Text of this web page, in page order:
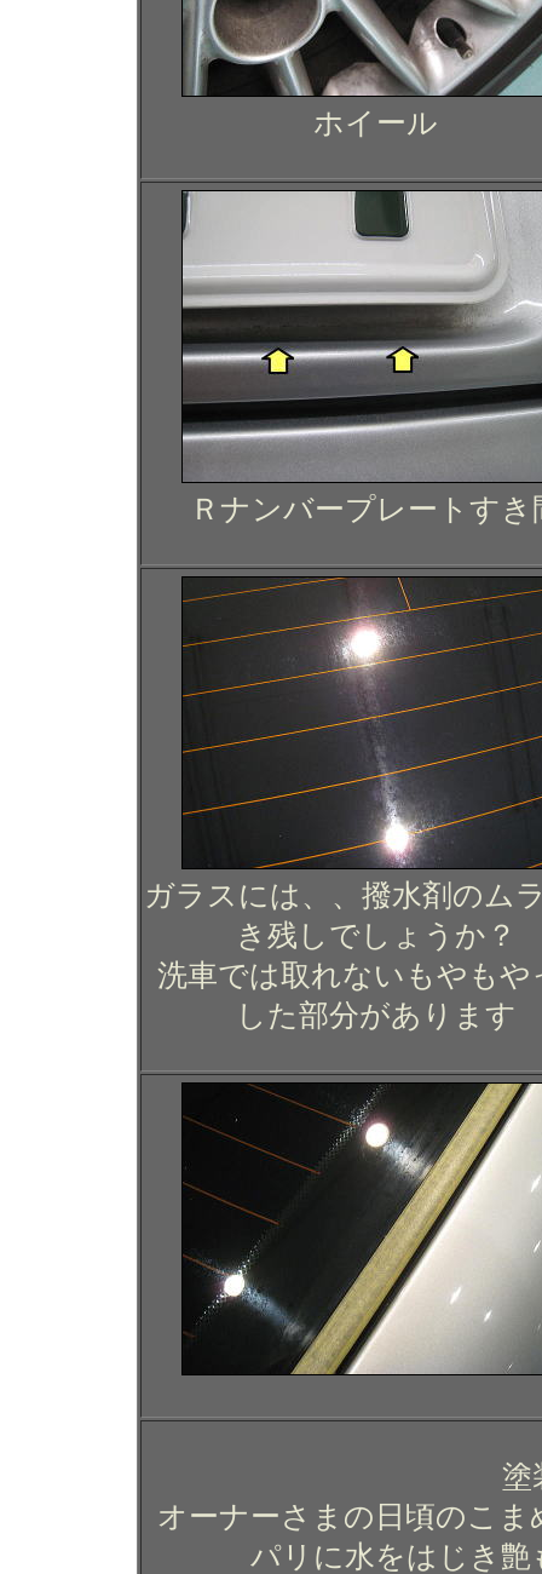
ホイール
Ｒナンバープレートすき
ガラスには、、撥水剤のム
き残しでしょうか？
洗車では取れないもやもや
した部分があります
塗
オーナーさまの日頃のこ
パリに水をはじき